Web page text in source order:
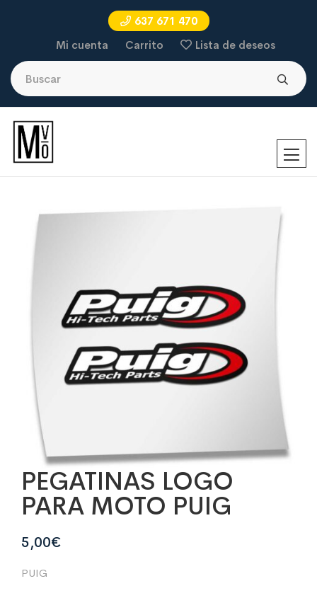
637 671 470
Mi cuenta
Carrito Lista de deseos
PEGATINAS LOGO
PARA MOTO PUIG
5,00€
PUIG